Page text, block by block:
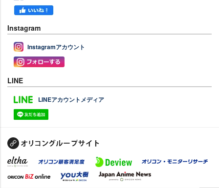
Instagram
Instagramアカウント
LINE
LINEアカウントメディア